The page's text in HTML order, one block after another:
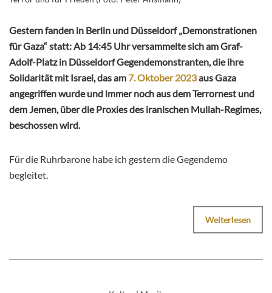
Gestern fanden in Berlin und Düsseldorf „Demonstrationen
für Gaza“ statt: Ab 14:45 Uhr versammelte sich am Graf-
Adolf-Platz in Düsseldorf Gegendemonstranten, die ihre
Solidarität mit Israel, das am 7. Oktober 2023aus Gaza
angegriffen wurde und immer noch aus dem Terrornest und
dem Jemen, über die Proxies des iranischen Mullah-Regimes,
beschossen wird.
Für die Ruhrbarone habe ich gestern die Gegendemo
begleitet.
Weiterlesen